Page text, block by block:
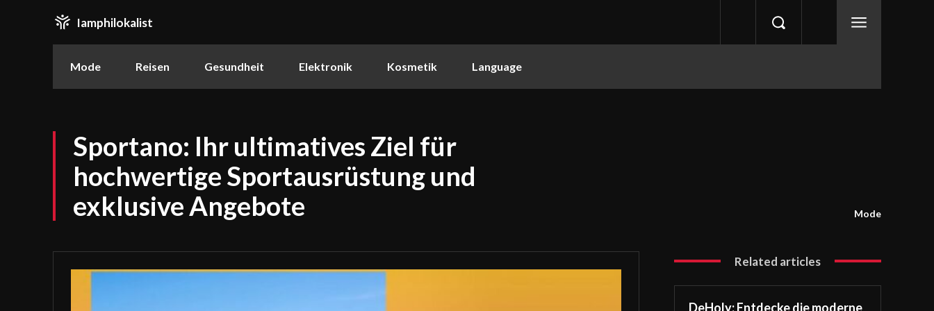
Iamphilokalist
Mode Reisen Gesundheit Elektronik Kosmetik Language
Sportano: Ihr ultimatives Ziel für
hochwertige Sportausrüstung und
exklusive Angebote
Mode
Related articles
DeHoly: Entdecke die moderne